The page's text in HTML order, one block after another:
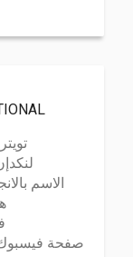
الاسم
صفحة